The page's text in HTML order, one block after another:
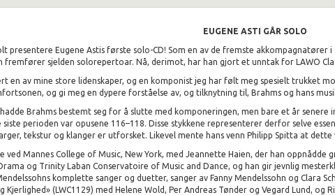
EUGENE ASTI GÅR SOLO
presentere Eugene Astis første solo-CD! Som en av de fremste
fremfører sjelden solorepertoar. Nå, derimot, har han gjort et unntak for LAWO
en av mine store lidenskaper, og en komponist jeg har følt meg spesielt trukket
og gi meg en dypere forståelse av, og tilknytning til, Brahms og hans
Brahms bestemt seg for å slutte med komponeringen, men bare et år
siste perioden var opusene 116–118. Disse stykkene representerer derfor selve
tekstur og klanger er utforsket. Likevel mente hans venn Philipp Spitta at
ved Mannes College of Music, New York, med Jeannette Haien, der han oppnådde
og Trinity Laban Conservatoire of Music and Dance, og han gir jevnlig
komplette sanger og duetter, sanger av Fanny Mendelssohn og Clara
Kjerlighed» (LWC1129) med Helene Wold, Per Andreas Tønder og Vegard Lund, og